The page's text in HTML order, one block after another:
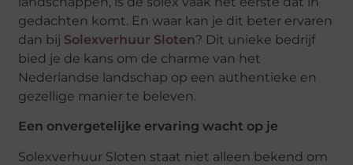
gedachten komt. En waar kan je dit beter ervaren
dan bij Solexverhuur Sloten? Dit unieke bedrijf
bied je de kans om de charme van het
Nederlandse landschap op een authentieke en
gezellige manier te beleven.
Een onvergetelijke ervaring wacht op je
Solexverhuur Sloten staat niet alleen bekend om